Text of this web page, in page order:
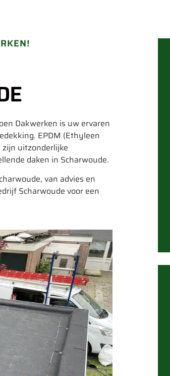
Dakwerken is uw ervaren
EPDM (Ethyleen
uitzonderlijke
daken in Scharwoude.
van advies en
Scharwoude voor een